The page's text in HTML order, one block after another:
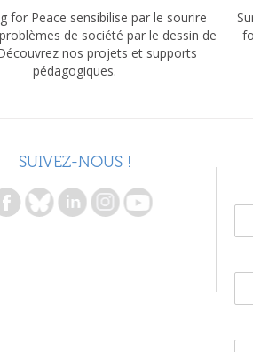
for Peace sensibilise par le sourire
de société par le dessin de
nos projets et supports
pédagogiques.
SUIVEZ-NOUS !